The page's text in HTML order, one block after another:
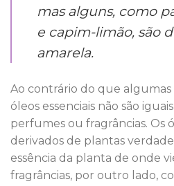
mas alguns, como
e capim-limão, são
amarela.
Ao contrário do que algumas
óleos essenciais não são
perfumes ou fragrâncias. Os
derivados de plantas
essência da planta de onde
fragrâncias, por outro lado,